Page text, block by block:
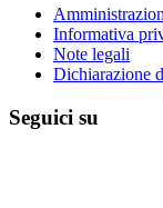
Informativa
Note legali
Dichiarazione
Seguici su